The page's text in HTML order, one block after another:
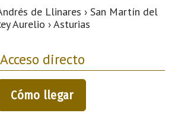
Andrés de Llinares › San Martín del
Aurelio › Asturias
Acceso directo
Cómo llegar